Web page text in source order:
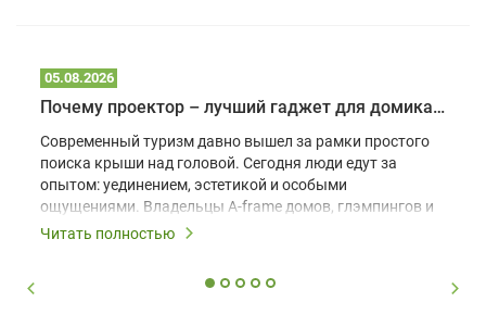
05.08.2026
Почему проектор – лучший гаджет для домика в глэмпинге
Современный туризм давно вышел за рамки простого
поиска крыши над головой. Сегодня люди едут за
опытом: уединением, эстетикой и особыми
ощущениями. Владельцы A-frame домов, глэмпингов и
шале понимают, что конкуренция растет, и
вернуться и поделиться впечатлениями в соцсетях,
Читать полностью